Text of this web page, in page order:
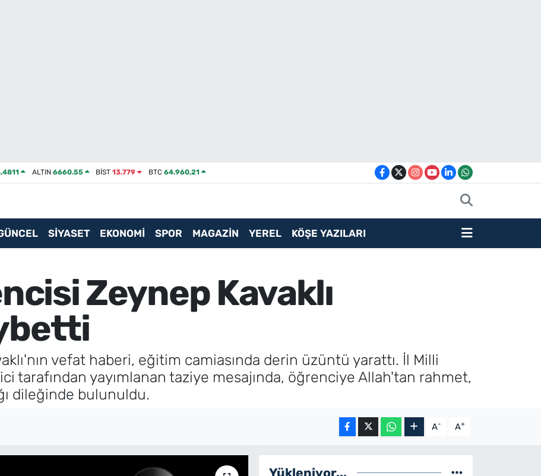
ALTIN 6660.55 BİST13.779 BTC 64.960,21
SİYASET EKONOMİ SPOR MAGAZİN YEREL KÖŞE YAZILARI
Zeynep Kavaklı
vefat haberi, eğitim camiasında derin üzüntü yarattı. İl Milli
tarafından yayımlanan taziye mesajında, öğrenciye Allah'tan rahmet,
dileğinde bulunuldu.
A- A+
Yükleniyor...